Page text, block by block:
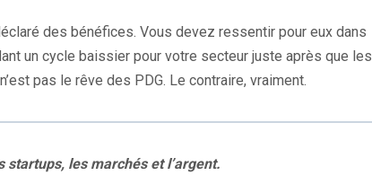
des bénéfices. Vous devez ressentir pour eux dans
un cycle baissier pour votre secteur juste après que les
pas le rêve des PDG. Le contraire, vraiment.
startups, les marchés et l’argent.